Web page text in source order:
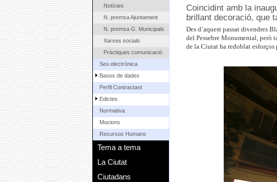
Notícies
N. premsa Ajuntament
N. premsa G. Municipals
Xarxes socials
Pràctiques comunicació
Seu electrònica
Bases de dades
Perfil Contractant
Edictes
Normativa
Mocions
Recursos Humans
Tema a tema
La Ciutat
Ciutadans
Coincidint amb la
brillant decoració, que
Des d’aquest passat divendres
del Pessebre Monumental, però
de la Ciutat ha redoblat esforços